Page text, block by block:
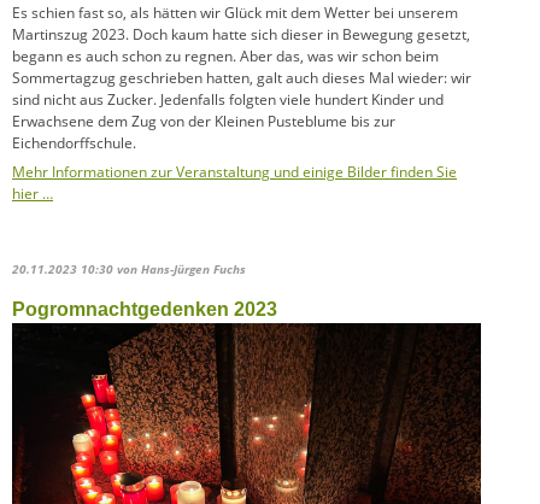
Es schien fast so, als hätten wir Glück mit dem Wetter bei unserem
Martinszug 2023. Doch kaum hatte sich dieser in Bewegung gesetzt,
begann es auch schon zu regnen. Aber das, was wir schon beim
Sommertagzug geschrieben hatten, galt auch dieses Mal wieder: wir
sind nicht aus Zucker. Jedenfalls folgten viele hundert Kinder und
Erwachsene dem Zug von der Kleinen Pusteblume bis zur
Eichendorffschule.
Mehr Informationen zur Veranstaltung und einige Bilder finden Sie
hier …
20.11.2023 10:30 von Hans-Jürgen Fuchs
Pogromnachtgedenken 2023